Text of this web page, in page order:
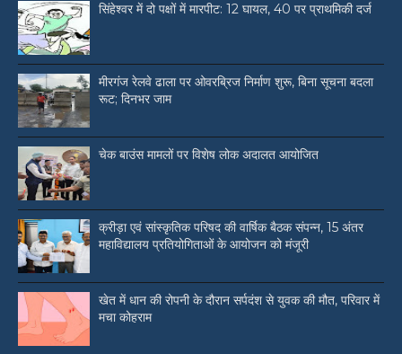
सिंहेश्वर में दो पक्षों में मारपीट: 12 घायल, 40 पर प्राथमिकी दर्ज
मीरगंज रेलवे ढाला पर ओवरब्रिज निर्माण शुरू, बिना सूचना बदला
रूट; दिनभर जाम
चेक बाउंस मामलों पर विशेष लोक अदालत आयोजित
क्रीड़ा एवं सांस्कृतिक परिषद की वार्षिक बैठक संपन्न, 15 अंतर
महाविद्यालय प्रतियोगिताओं के आयोजन को मंजूरी
खेत में धान की रोपनी के दौरान सर्पदंश से युवक की मौत, परिवार में
मचा कोहराम